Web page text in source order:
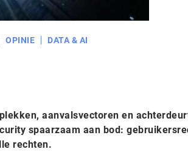
OPINIE DATA & AI
aanvalsvectoren en
spaarzaam aan bod:
rechten.